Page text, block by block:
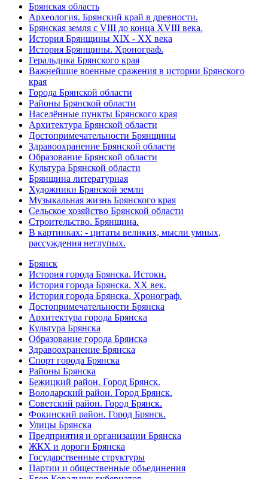
Брянская область
Археология. Брянский край в древности.
Брянская земля с VIII до конца XVIII века.
История Брянщины XIX - XX века
История Брянщины. Хронограф.
Геральдика Брянского края
Важнейшие военные сражения в истории Брянского
края
Города Брянской области
Районы Брянской области
Населённые пункты Брянского края
Архитектура Брянской области
Достопримечательности Брянщины
Здравоохранение Брянской области
Образование Брянской области
Культура Брянской области
Брянщина литературная
Художники Брянской земли
Музыкальная жизнь Брянского края
Сельское хозяйство Брянской области
Строительство. Брянщина.
В картинках: - цитаты великих, мысли умных,
рассуждения неглупых.
Брянск
История города Брянска. Истоки.
История города Брянска. XX век.
История города Брянска. Хронограф.
Достопримечательности Брянска
Архитектура города Брянска
Культура Брянска
Образование города Брянска
Здравоохранение Брянска
Спорт города Брянска
Районы Брянска
Бежицкий район. Город Брянск.
Володарский район. Город Брянск.
Советский район. Город Брянск.
Фокинский район. Город Брянск.
Улицы Брянска
Предприятия и организации Брянска
ЖКХ и дороги Брянска
Государственные структуры
Партии и общественные объединения